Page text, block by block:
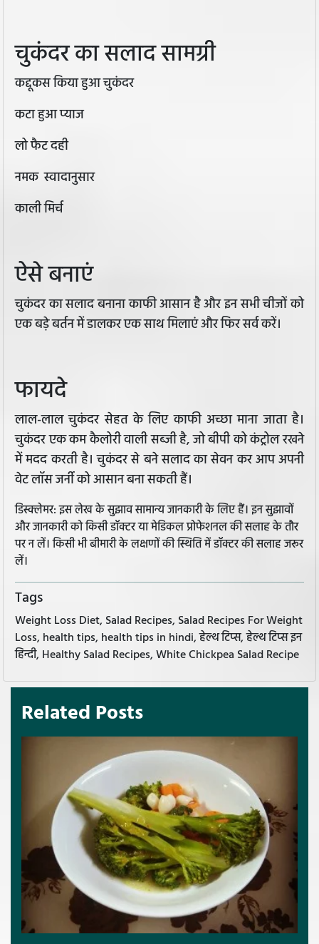
चुकंदर का सलाद सामग्री
कद्दूकस किया हुआ चुकंदर
कटा हुआ प्याज
लो फैट दही
नमक स्वादानुसार
काली मिर्च
ऐसे बनाएं
चुकंदर का सलाद बनाना काफी आसान है और इन सभी चीजों को
एक बड़े बर्तन में डालकर एक साथ मिलाएं और फिर सर्व करें।
फायदे
लाल-लाल चुकंदर सेहत के लिए काफी अच्छा माना जाता है।
चुकंदर एक कम कैलोरी वाली सब्जी है, जो बीपी को कंट्रोल रखने
में मदद करती है। चुकंदर से बने सलाद का सेवन कर आप अपनी
वेट लॉस जर्नी को आसान बना सकती हैं।
डिस्क्लेमर: इस लेख के सुझाव सामान्य जानकारी के लिए हैं। इन सुझावों
और जानकारी को किसी डॉक्टर या मेडिकल प्रोफेशनल की सलाह के तौर
पर न लें। किसी भी बीमारी के लक्षणों की स्थिति में डॉक्टर की सलाह जरूर
लें।
Tags
Weight Loss Diet, Salad Recipes, Salad Recipes For Weight
Loss, health tips, health tips in hindi, हेल्थ टिप्स, हेल्थ टिप्स इन
हिन्दी, Healthy Salad Recipes, White Chickpea Salad Recipe
Related Posts